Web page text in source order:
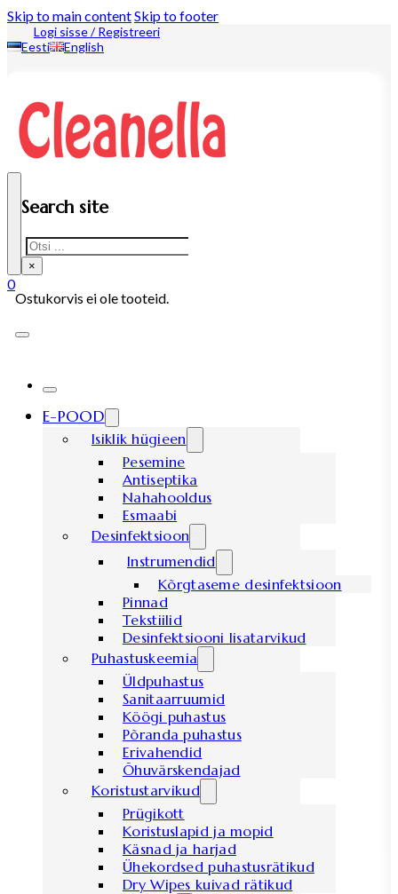
Skip to main contentSkip to footer
Logi sisse / Registreeri
Eesti
English
Search site
Search
×
0
Ostukorvis ei ole tooteid.
E-POOD
Isiklik hügieen
Pesemine
Antiseptika
Nahahooldus
Esmaabi
Desinfektsioon
Instrumendid
Kõrgtaseme desinfektsioon
Pinnad
Tekstiilid
Desinfektsiooni lisatarvikud
Puhastuskeemia
Üldpuhastus
Sanitaarruumid
Köögi puhastus
Põranda puhastus
Erivahendid
Õhuvärskendajad
Koristustarvikud
Prügikott
Koristuslapid ja mopid
Käsnad ja harjad
Ühekordsed puhastusrätikud
Dry Wipes kuivad rätikud